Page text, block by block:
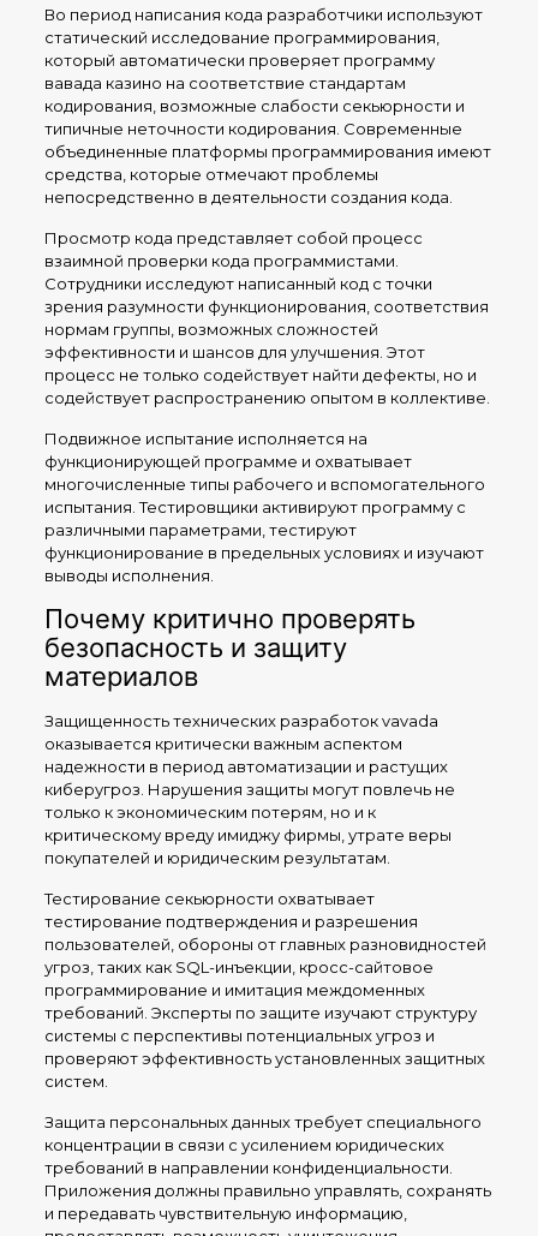
Во период написания кода разработчики используют
статический исследование программирования,
который автоматически проверяет программу
вавада казино на соответствие стандартам
кодирования, возможные слабости секьюрности и
типичные неточности кодирования. Современные
объединенные платформы программирования имеют
средства, которые отмечают проблемы
непосредственно в деятельности создания кода.
Просмотр кода представляет собой процесс
взаимной проверки кода программистами.
Сотрудники исследуют написанный код с точки
зрения разумности функционирования, соответствия
нормам группы, возможных сложностей
эффективности и шансов для улучшения. Этот
процесс не только содействует найти дефекты, но и
содействует распространению опытом в коллективе.
Подвижное испытание исполняется на
функционирующей программе и охватывает
многочисленные типы рабочего и вспомогательного
испытания. Тестировщики активируют программу с
различными параметрами, тестируют
функционирование в предельных условиях и изучают
выводы исполнения.
Почему критично проверять
безопасность и защиту
материалов
Защищенность технических разработок vavada
оказывается критически важным аспектом
надежности в период автоматизации и растущих
киберугроз. Нарушения защиты могут повлечь не
только к экономическим потерям, но и к
критическому вреду имиджу фирмы, утрате веры
покупателей и юридическим результатам.
Тестирование секьюрности охватывает
тестирование подтверждения и разрешения
пользователей, обороны от главных разновидностей
угроз, таких как SQL-инъекции, кросс-сайтовое
программирование и имитация междоменных
требований. Эксперты по защите изучают структуру
системы с перспективы потенциальных угроз и
проверяют эффективность установленных защитных
систем.
Защита персональных данных требует специального
концентрации в связи с усилением юридических
требований в направлении конфиденциальности.
Приложения должны правильно управлять, сохранять
и передавать чувствительную информацию,